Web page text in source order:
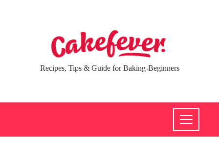
Recipes, Tips & Guide for Baking-Beginners